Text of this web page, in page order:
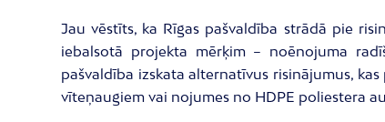
Jau vēstīts, ka Rīgas pašvaldība strādā pie
iebalsotā projekta mērķim – noēnojuma
pašvaldība izskata alternatīvus risinājumus,
vīteņaugiem vai nojumes no HDPE poliestera